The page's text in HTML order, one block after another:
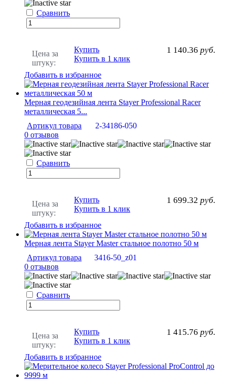
Сравнить
Цена за
штуку:
1 140.36 руб.
Купить
Купить в 1 клик
Добавить в избранное
Мерная геодезийная лента Stayer Professional Racer
металлическая 5...
Артикул товара
2-34186-050
0 отзывов
Сравнить
Цена за
штуку:
1 699.32 руб.
Купить
Купить в 1 клик
Добавить в избранное
Мерная лента Stayer Master стальное полотно 50 м
Артикул товара
3416-50_z01
0 отзывов
Сравнить
Цена за
штуку:
1 415.76 руб.
Купить
Купить в 1 клик
Добавить в избранное